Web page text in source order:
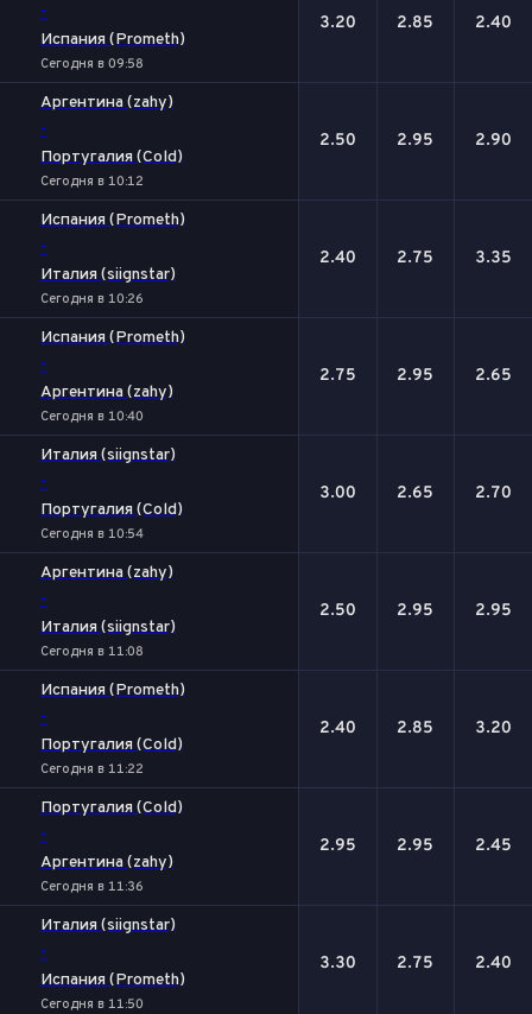
-
Испания (Prometh)
Сегодня в 09:58
3.20 2.85 2.40
Аргентина (zahy)
-
Португалия (Cold)
Сегодня в 10:12
2.50 2.95 2.90
Испания (Prometh)
-
Италия (siignstar)
Сегодня в 10:26
2.40 2.75 3.35
Испания (Prometh)
-
Аргентина (zahy)
Сегодня в 10:40
2.75 2.95 2.65
Италия (siignstar)
-
Португалия (Cold)
Сегодня в 10:54
3.00 2.65 2.70
Аргентина (zahy)
-
Италия (siignstar)
Сегодня в 11:08
2.50 2.95 2.95
Испания (Prometh)
-
Португалия (Cold)
Сегодня в 11:22
2.40 2.85 3.20
Португалия (Cold)
-
Аргентина (zahy)
Сегодня в 11:36
2.95 2.95 2.45
Италия (siignstar)
-
Испания (Prometh)
Сегодня в 11:50
3.30 2.75 2.40